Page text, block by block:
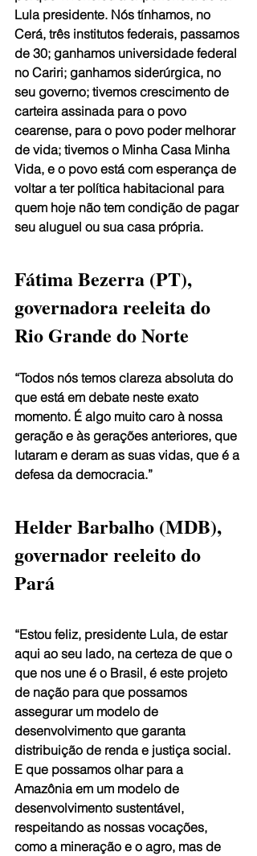
Lula presidente. Nós tínhamos, no
Cerá, três institutos federais, passamos
de 30; ganhamos universidade federal
no Cariri; ganhamos siderúrgica, no
seu governo; tivemos crescimento de
carteira assinada para o povo
cearense, para o povo poder melhorar
de vida; tivemos o Minha Casa Minha
Vida, e o povo está com esperança de
voltar a ter política habitacional para
quem hoje não tem condição de pagar
seu aluguel ou sua casa própria.
Fátima Bezerra (PT),
governadora reeleita do
Rio Grande do Norte
“Todos nós temos clareza absoluta do
que está em debate neste exato
momento. É algo muito caro à nossa
geração e às gerações anteriores, que
lutaram e deram as suas vidas, que é a
defesa da democracia.”
Helder Barbalho (MDB),
governador reeleito do
Pará
“Estou feliz, presidente Lula, de estar
aqui ao seu lado, na certeza de que o
que nos une é o Brasil, é este projeto
de nação para que possamos
assegurar um modelo de
desenvolvimento que garanta
distribuição de renda e justiça social.
E que possamos olhar para a
Amazônia em um modelo de
desenvolvimento sustentável,
respeitando as nossas vocações,
como a mineração e o agro, mas de